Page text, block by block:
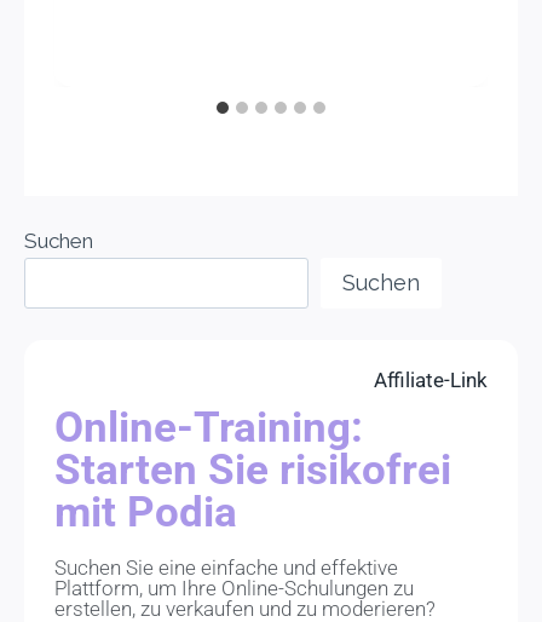
Suchen
Suchen
Affiliate-Link
Online-Training:
Starten Sie risikofrei
mit Podia
Suchen Sie eine einfache und effektive
Plattform, um Ihre Online-Schulungen zu
erstellen, zu verkaufen und zu moderieren?